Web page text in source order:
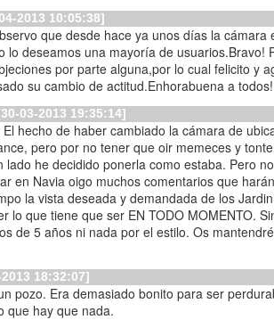
2013 10:05:38]
que desde hace ya unos días la cámara
lo deseamos una mayoría de usuarios.Bravo!
por parte alguna,por lo cual felicito y
su cambio de actitud.Enhorabuena a todos!
03-2013 19:35:14]
pero por no tener que oir memeces y
lado he decidido ponerla como estaba. Pero
en Navia oigo muchos comentarios que
la vista deseada y demandada de los
lo que tiene que ser EN TODO MOMENTO.
de 5 años ni nada por el estilo. Os mantendré
18:32:07]
pozo. Era demasiado bonito para ser
que hay que nada.